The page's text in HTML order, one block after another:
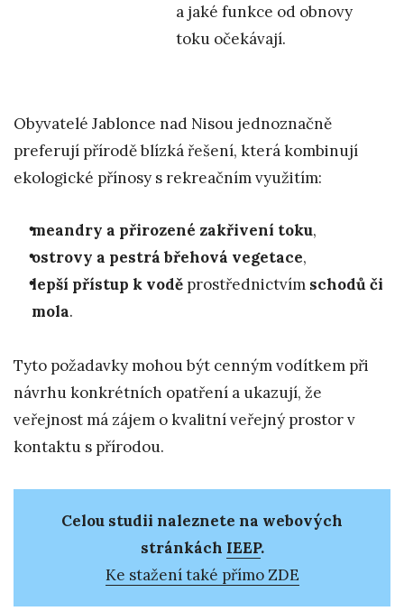
a jaké funkce od obnovy
toku očekávají.
Obyvatelé Jablonce nad Nisou jednoznačně
preferují přírodě blízká řešení, která kombinují
ekologické přínosy s rekreačním využitím:
meandry a přirozené zakřivení toku,
ostrovy a pestrá břehová vegetace,
lepší přístup k vodě prostřednictvím schodů či
mola.
Tyto požadavky mohou být cenným vodítkem při
návrhu konkrétních opatření a ukazují, že
veřejnost má zájem o kvalitní veřejný prostor v
kontaktu s přírodou.
Celou studii naleznete na webových
stránkách IEEP.
Ke stažení také přímo ZDE